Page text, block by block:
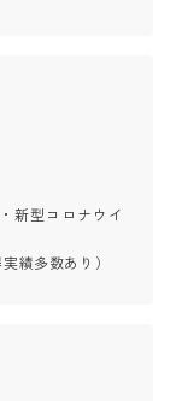
新型コロナウイ
績多数あり）